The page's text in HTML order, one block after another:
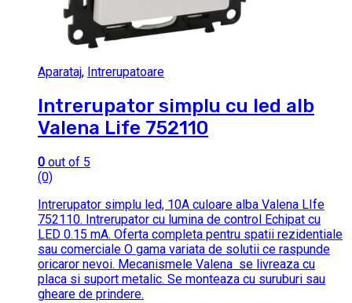
Aparataj, Intrerupatoare
Intrerupator simplu cu led alb
Valena Life 752110
0 out of 5
(0)
Intrerupator simplu led, 10A culoare alba Valena LIfe
752110. Intrerupator cu lumina de control Echipat cu
LED 0.15 mA. Oferta completa pentru spatii rezidentiale
sau comerciale O gama variata de solutii ce raspunde
oricaror nevoi. Mecanismele Valena se livreaza cu
placa si suport metalic. Se monteaza cu suruburi sau
gheare de prindere.